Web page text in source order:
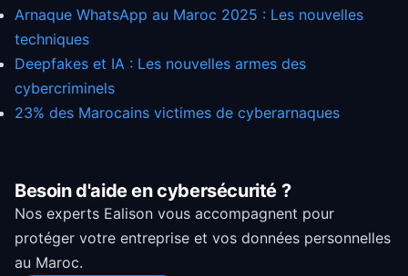
Arnaque WhatsApp au Maroc 2025 : Les nouvelles
techniques
Deepfakes et IA : Les nouvelles armes des
cybercriminels
23% des Marocains victimes de cyberarnaques
Besoin d'aide en cybersécurité ?
Nos experts Ealison vous accompagnent pour
protéger votre entreprise et vos données personnelles
au Maroc.